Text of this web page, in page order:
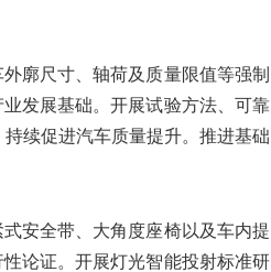
廓尺寸、轴荷及质量限值等强制
发展基础。开展试验方法、可靠
续促进汽车质量提升。推进基础
安全带、大角度座椅以及车内提
论证。开展灯光智能投射标准研